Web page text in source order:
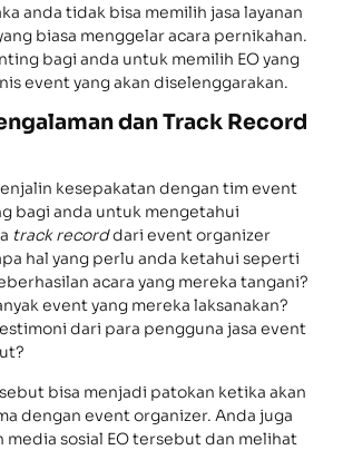
anda tidak bisa memilih jasa layanan
biasa menggelar acara pernikahan.
bagi anda untuk memilih EO yang
event yang akan diselenggarakan.
dan Track Record
kesepakatan dengan tim event
bagi anda untuk mengetahui
track recorddari event organizer
hal yang perlu anda ketahui seperti
acara yang mereka tangani?
event yang mereka laksanakan?
dari para pengguna jasa event
bisa menjadi patokan ketika akan
dengan event organizer. Anda juga
media sosial EO tersebut dan melihat